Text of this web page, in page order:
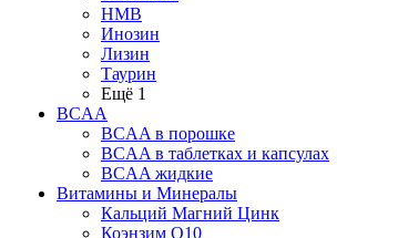
HMB
Инозин
Лизин
Таурин
Ещё 1
BCAA
BCAA в порошке
BCAA в таблетках и капсулах
BCAA жидкие
Витамины и Минералы
Кальций Магний Цинк
Коэнзим Q10